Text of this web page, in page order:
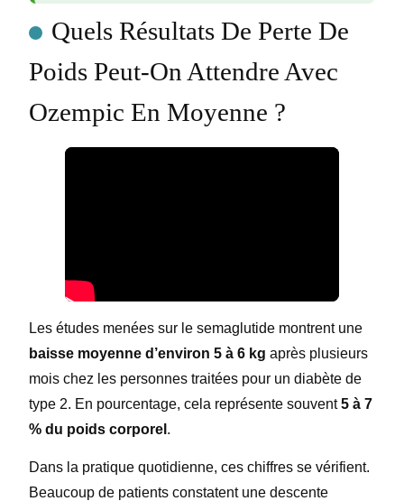
Quels Résultats De Perte De
Poids Peut-On Attendre Avec
Ozempic En Moyenne ?
Les études menées sur le semaglutide montrent une
baisse moyenne d’environ 5 à 6 kg après plusieurs
mois chez les personnes traitées pour un diabète de
type 2. En pourcentage, cela représente souvent5 à 7
% du poids corporel .
Dans la pratique quotidienne, ces chiffres se vérifient.
Beaucoup de patients constatent une descente